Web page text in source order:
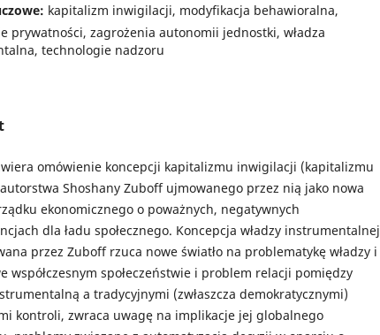
kapitalizm inwigilacji, modyfikacja behawioralna,
prywatności, zagrożenia autonomii jednostki, władza
technologie nadzoru
omówienie koncepcji kapitalizmu inwigilacji (kapitalizmu
Shoshany Zuboff ujmowanego przez nią jako nowa
ekonomicznego o poważnych, negatywnych
dla ładu społecznego. Koncepcja władzy instrumentalnej
przez Zuboff rzuca nowe światło na problematykę władzy i
współczesnym społeczeństwie i problem relacji pomiędzy
a tradycyjnymi (zwłaszcza demokratycznymi)
kontroli, zwraca uwagę na implikacje jej globalnego